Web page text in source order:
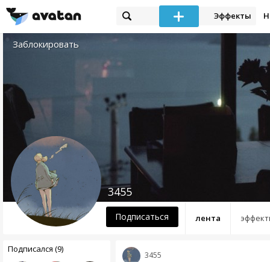
Эффекты
Заблокировать
лента
3455
Подписаться
Подписался (9)
3455